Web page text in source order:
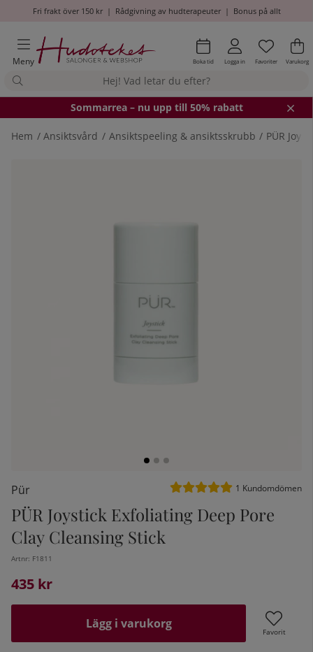
Fri frakt över 150 kr| Rådgivning av hudterapeuter| Bonus på allt
Meny Boka tid Logga in Antal i
.
Favoriter .
Varukorg
Sommarrea – nu upp till 50% rabatt
Hem Ansiktsvård Ansiktspeeling & ansiktsskrubb PÜR
Pür Medelbetyg 5 av 5 Antal
1 Kundomdömen
PÜR Joystick Exfoliating Deep Pore
Clay Cleansing Stick
Artnr: F1811
435 kr
Lägg i varukorg
Favorit